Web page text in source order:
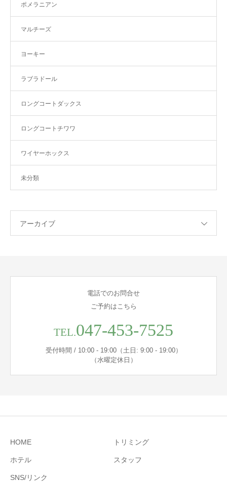
ポメラニアン
マルチーズ
ヨーキー
ラブラドール
ロングコートダックス
ロングコートチワワ
ワイヤーホックス
未分類
アーカイブ
電話でのお問合せ
ご予約はこちら
TEL.047-453-7525
受付時間 / 10:00 - 19:00（土日: 9:00 - 19:00）
（水曜定休日）
HOME トリミング
ホテル スタッフ
SNS/リンク